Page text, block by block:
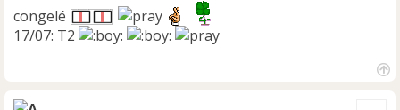
congelé
17/07: T2